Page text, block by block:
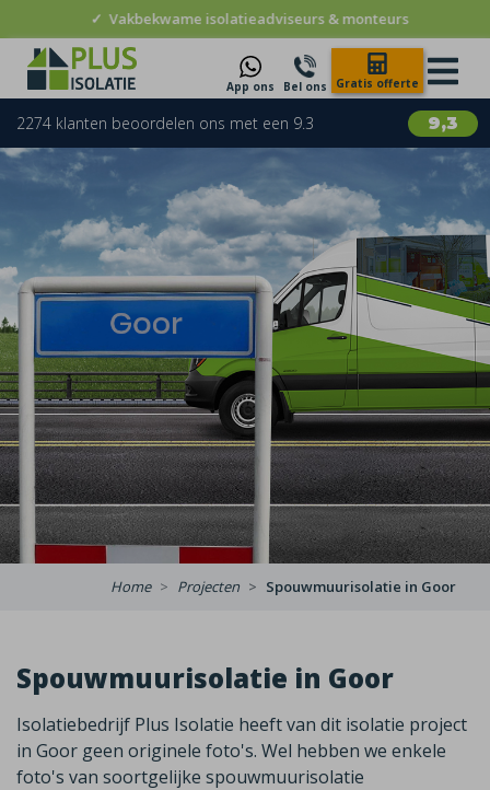
✓ Vakbekwame isolatieadviseurs & monteurs
App ons Bel ons Gratis offerte
9,3
2274 klanten beoordelen ons met een 9.3
Home Projecten Spouwmuurisolatie in Goor
Spouwmuurisolatie in Goor
Isolatiebedrijf Plus Isolatie heeft van dit isolatie project
in Goor geen originele foto's. Wel hebben we enkele
foto's van soortgelijke spouwmuurisolatie